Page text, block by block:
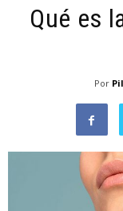
Qué es
Por